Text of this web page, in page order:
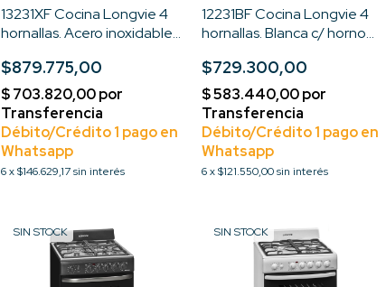
13231XF Cocina Longvie 4
hornallas. Acero inoxidable
$879.775,00
6 x$146.629,17 sin interés
12231BF Cocina Longvie 4
hornallas. Blanca c/ horno
$729.300,00
6x$121.550,00sin interés
SIN STOCK SIN STOCK